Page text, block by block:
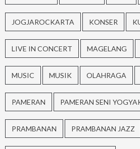
JOGJAROCKARTA KONSER
LIVE IN CONCERT MAGELANG
MUSIC MUSIK OLAHRAGA
PAMERAN PAMERAN SENI
PRAMBANAN PRAMBANAN JAZZ